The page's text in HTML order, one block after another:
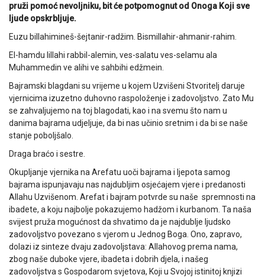
pruži pomoć nevoljniku, bit će potpomognut od Onoga Koji sve
ljude opskrbljuje.
Euzu billahimineš-šejtanir-radžim. Bismillahir-ahmanir-rahim.
El-hamdu lillahi rabbil-alemin, ves-salatu ves-selamu ala
Muhammedin ve alihi ve sahbihi edžmein.
Bajramski blagdani su vrijeme u kojem Uzvišeni Stvoritelj daruje
vjernicima izuzetno duhovno raspoloženje i zadovoljstvo. Zato Mu
se zahvaljujemo na toj blagodati, kao i na svemu što nam u
danima bajrama udjeljuje, da bi nas učinio sretnim i da bi se naše
stanje poboljšalo.
Draga braćo i sestre.
Okupljanje vjernika na Arefatu uoči bajrama i ljepota samog
bajrama ispunjavaju nas najdubljim osjećajem vjere i predanosti
Allahu Uzvišenom. Arefat i bajram potvrde su naše spremnosti na
ibadete, a koju najbolje pokazujemo hadžom i kurbanom. Ta naša
svijest pruža mogućnost da shvatimo da je najdublje ljudsko
zadovoljstvo povezano s vjerom u Jednog Boga. Ono, zapravo,
dolazi iz sinteze dvaju zadovoljstava: Allahovog prema nama,
zbog naše duboke vjere, ibadeta i dobrih djela, i našeg
zadovoljstva s Gospodarom svjetova, Koji u Svojoj istinitoj knjizi